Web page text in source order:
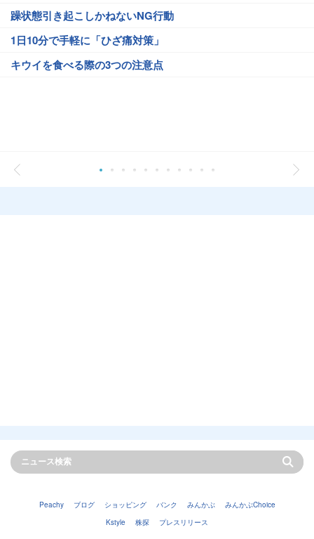
躁状態引き起こしかねないNG行動
1日10分で手軽に「ひざ痛対策」
キウイを食べる際の3つの注意点
Peachy ブログ ショッピング バンク みんかぶ
みんかぶChoice
Kstyle
株探 プレスリリース